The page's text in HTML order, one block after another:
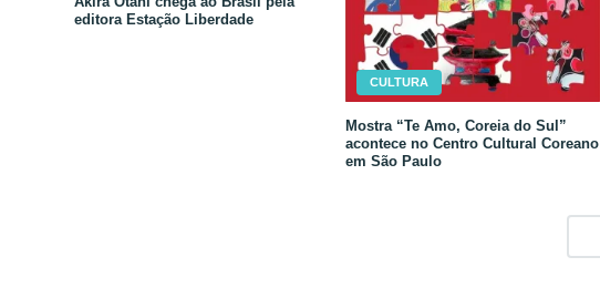
editora Estação Liberdade
CULTURA
Mostra “Te Amo, Coreia do Sul”
acontece no Centro Cultural Coreano
em São Paulo